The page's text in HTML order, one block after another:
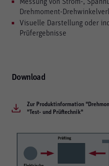
Drehmoment-
Visuelle Darstellung oder
Prüfergebnisse
Download
Zur Produktinformation
"Test- und Prüftechnik"